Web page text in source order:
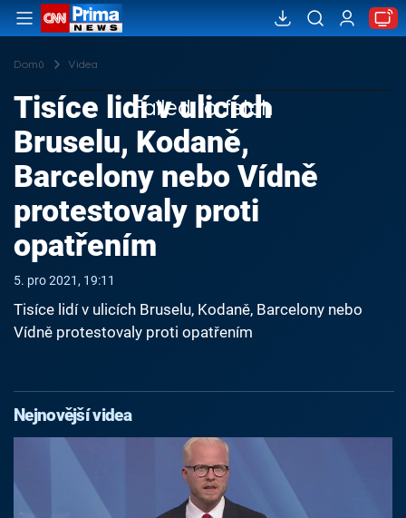
Domů Videa
Failed to fetch
Tisíce lidí v ulicích
Bruselu, Kodaně,
Barcelony nebo Vídně
protestovaly proti
opatřením
5. pro 2021, 19:11
Tisíce lidí v ulicích Bruselu, Kodaně, Barcelony nebo
Vídně protestovaly proti opatřením
Nejnovější videa